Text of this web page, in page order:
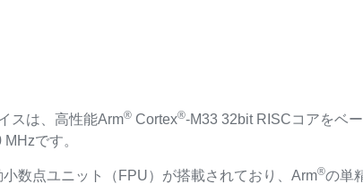
スは、高性能Arm® Cortex®-M33 32bit RISCコアをベ
です。
数点ユニット（FPU）が搭載されており、Arm®の単